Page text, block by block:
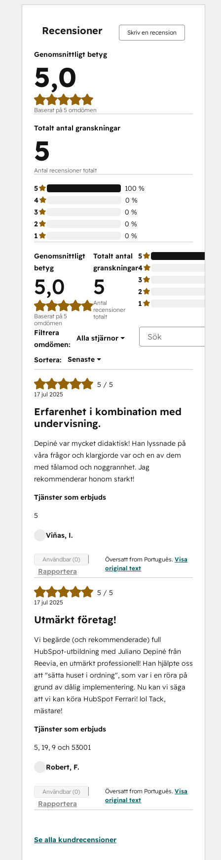
Recensioner Skriv en recension
Genomsnittligt betyg
5,0
Baserat på 5 omdömen
Totalt antal granskningar
5
Antal recensioner totalt
5
100 %
4
0 %
3
0 %
2
0 %
1
0 %
Genomsnittligt
betyg
5,0
Baserat på 5
omdömen
Totalt antal
granskningar
5
Antal
recensioner
totalt
5
4
3
2
1
Filtrera
omdömen:
Alla stjärnor
Sortera: Senaste
5 / 5
17 jul 2025
Erfarenhet i kombination med
undervisning.
Depiné var mycket didaktisk! Han lyssnade på
våra frågor och klargjorde var och en av dem
med tålamod och noggrannhet. Jag
rekommenderar honom starkt!
Tjänster som erbjuds
5
Viñas, I.
Användbar (0)
Rapportera
Översatt from Português.Visa
original text
5 / 5
17 jul 2025
Utmärkt företag!
Vi begärde (och rekommenderade) full
HubSpot-utbildning med Juliano Depiné från
Reevia, en utmärkt professionell! Han hjälpte oss
att "sätta huset i ordning", som var i en röra på
grund av dålig implementering. Nu kan vi säga
att vi kan köra HubSpot Ferrari! lol Tack,
mästare!
Tjänster som erbjuds
5, 19, 9 och 53001
Robert, F.
Användbar (0)
Rapportera
Översatt from Português.Visa
original text
Se alla kundrecensioner